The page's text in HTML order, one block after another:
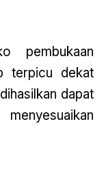
pembukaan
terpicu dekat
dapat